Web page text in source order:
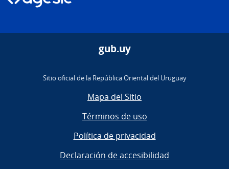
gub.uy
Sitio oficial de la República Oriental del Uruguay
Mapa del Sitio
Términos de uso
Política de privacidad
Declaración de accesibilidad